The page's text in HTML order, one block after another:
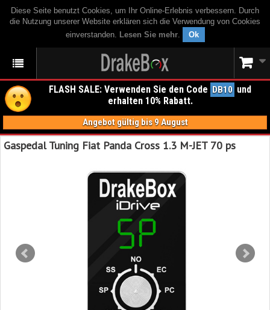
Diese Seite benutzt Cookies, um Ihr Online-Erlebnis verbessern. Durch
die Nutzung unserer Website erklären sich die Verwendung von Cookies
einverstanden. Lesen Sie mehr. Ok
FLASH SALE: Verwenden Sie den Code DB10 und
erhalten 10% Rabatt.
Angebot gültig bis 9 August
Gaspedal Tuning Fiat Panda Cross 1.3 M-JET 70 ps